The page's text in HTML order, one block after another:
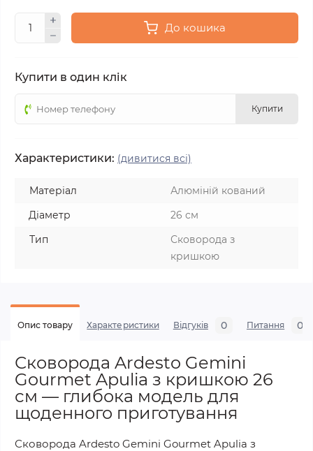
До кошика
Купити в один клік
Купити
Характеристики: (дивитися всі)
Матеріал
Алюміній кований
Діаметр
26 см
Тип
Сковорода з
кришкою
Опис товару Характеристики Відгуків 0 Питання 0
Сковорода Ardesto Gemini
Gourmet Apulia з кришкою 26
см — глибока модель для
щоденного приготування
Сковорода Ardesto Gemini Gourmet Apulia з